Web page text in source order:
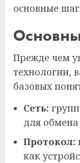
основные
Прежде чем
технологии,
базовых
Сеть:
для
Протокол:
как